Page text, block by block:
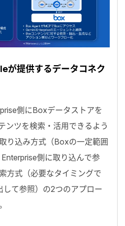
が提供するデータコネク
側にBoxデータストアを
ンツを検索・活用できるよう
り込み方式 （Boxの一定範囲
側に取り込んで参
方式 （必要なタイミングで
て参照）の2つのアプロー